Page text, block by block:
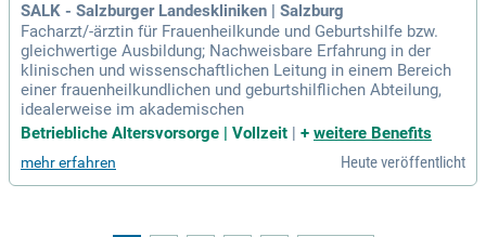
SALK - Salzburger Landeskliniken | Salzburg
Facharzt/-ärztin für Frauenheilkunde und Geburtshilfe bzw.
gleichwertige Ausbildung; Nachweisbare Erfahrung in der
klinischen und wissenschaftlichen Leitung in einem Bereich
einer frauenheilkundlichen und geburtshilflichen Abteilung,
idealerweise im akademischen
Betriebliche Altersvorsorge | Vollzeit | + weitere Benefits
mehr erfahren Heute veröffentlicht